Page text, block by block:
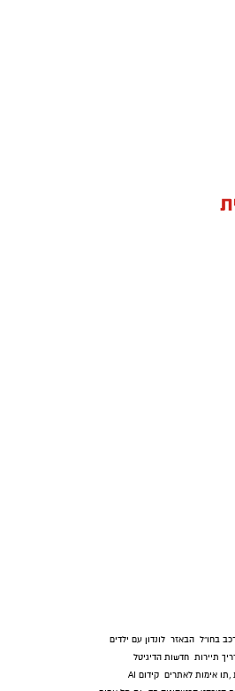
בחו"ל הבאזר לונדון עם ילדים
תיירות חדשות הדיגיטל
,תו אימות לאתרים קידום AI